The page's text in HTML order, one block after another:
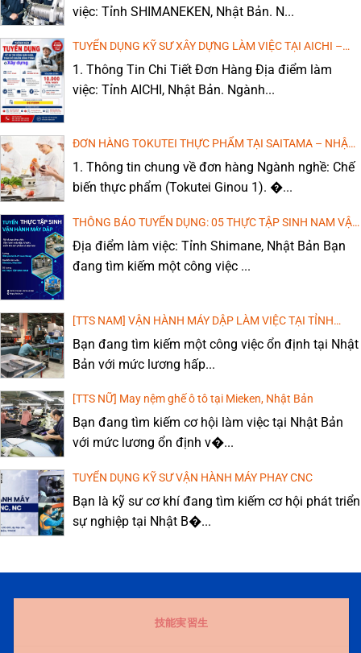
việc: Tỉnh SHIMANEKEN, Nhật Bản. N...
TUYỂN DỤNG KỸ SƯ XÂY DỰNG LÀM VIỆC TẠI AICHI –
NHẬT BẢN (LƯƠNG CAO, MIỄN PHÍ ĐÀO TẠO TIẾNG)
1. Thông Tin Chi Tiết Đơn Hàng Địa điểm làm
việc: Tỉnh AICHI, Nhật Bản. Ngành...
ĐƠN HÀNG TOKUTEI THỰC PHẨM TẠI SAITAMA – NHẬT
BẢN: CHI PHÍ THẤP, THU NHẬP CAO!
1. Thông tin chung về đơn hàng Ngành nghề: Chế
biến thực phẩm (Tokutei Ginou 1). �...
THÔNG BÁO TUYỂN DỤNG: 05 THỰC TẬP SINH NAM VẬN
HÀNH MÁY DẬP, DÁN KEO
Địa điểm làm việc: Tỉnh Shimane, Nhật Bản Bạn
đang tìm kiếm một công việc ...
[TTS NAM] VẬN HÀNH MÁY DẬP LÀM VIỆC TẠI TỈNH
WAKAYAMA, NHẬT BẢN
Bạn đang tìm kiếm một công việc ổn định tại Nhật
Bản với mức lương hấp...
[TTS NỮ] May nệm ghế ô tô tại Mieken, Nhật Bản
Bạn đang tìm kiếm cơ hội làm việc tại Nhật Bản
với mức lương ổn định v�...
TUYỂN DỤNG KỸ SƯ VẬN HÀNH MÁY PHAY CNC
Bạn là kỹ sư cơ khí đang tìm kiếm cơ hội phát triển
sự nghiệp tại Nhật B�...
技能実習生